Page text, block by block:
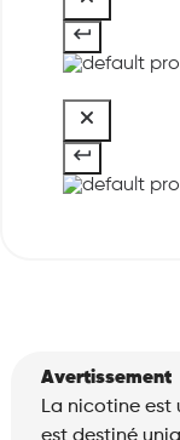
Avertissement
La nicotine est